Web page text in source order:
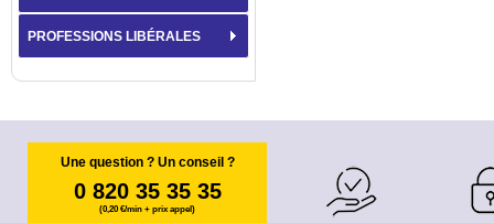
PROFESSIONS LIBÉRALES
Une question ? Un conseil ?
0 820 35 35 35
(0,20 €/min + prix appel)